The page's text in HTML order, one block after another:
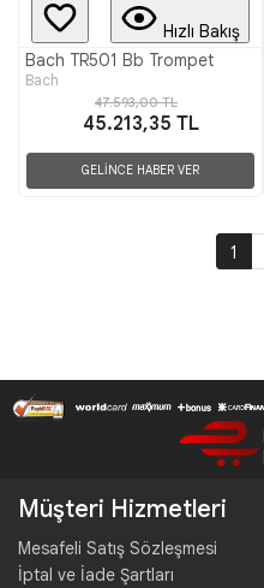
Hızlı Bakış
Bach TR501 Bb Trompet
Bach
47.593,00 TL
45.213,35 TL
GELİNCE HABER VER
1
Müşteri Hizmetleri
Mesafeli Satış Sözleşmesi
İptal ve İade Şartları